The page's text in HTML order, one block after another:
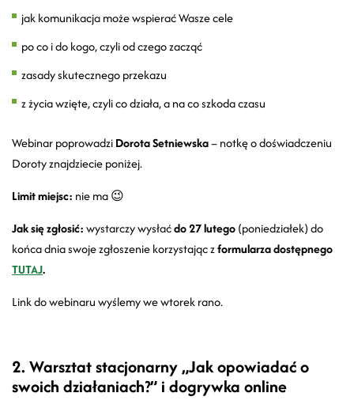
jak komunikacja może wspierać Wasze cele
po co i do kogo, czyli od czego zacząć
zasady skutecznego przekazu
z życia wzięte, czyli co działa, a na co szkoda czasu
Webinar poprowadziDorota Setniewska– notkę o doświadczeniu
Doroty znajdziecie poniżej.
Limit miejsc: nie ma 😉
Jak się zgłosić:wystarczy wysłaćdo 27 lutego(poniedziałek) do
końca dnia swoje zgłoszenie korzystając zformularza dostępnego
TUTAJ.
Link do webinaru wyślemy we wtorek rano.
2. Warsztat stacjonarny „Jak opowiadać o
swoich działaniach?” i dogrywka online